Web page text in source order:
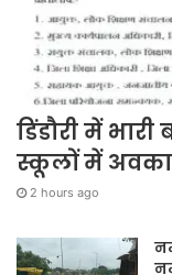
डिंडौरी में
स्कूलों में
2 hours ago